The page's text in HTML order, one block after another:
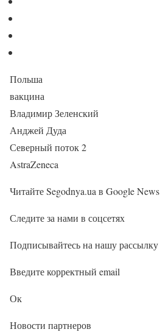
Польша
вакцина
Владимир Зеленский
Анджей Дуда
Северный поток 2
AstraZeneca
Читайте Segodnya.ua в Google News
Следите за нами в соцсетях
Подписывайтесь на нашу рассылку
Введите корректный email
Ок
Новости партнеров